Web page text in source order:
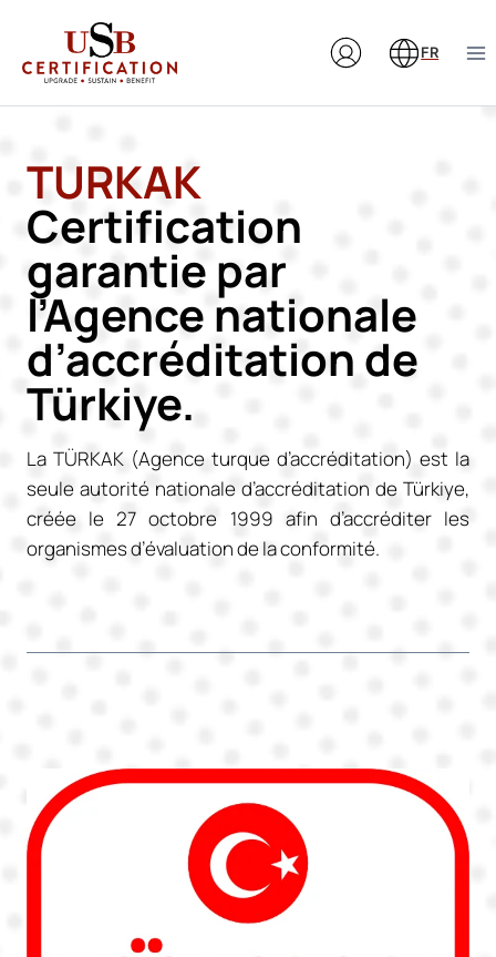
contenu
FR
TURKAK
Certification
garantie par
l’Agence nationale
d’accréditation de
Türkiye.
La TÜRKAK (Agence turque d’accréditation) est la
seule autorité nationale d’accréditation de Türkiye,
créée le 27 octobre 1999 afin d’accréditer les
organismes d’évaluation de la conformité.